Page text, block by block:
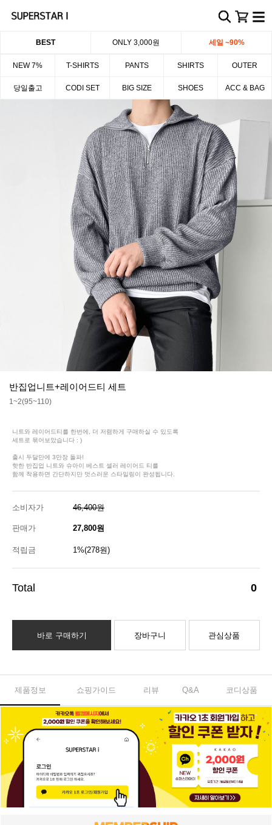
BEST ONLY 3,000원 세일 ~90%
NEW 7% T-SHIRTS PANTS SHIRTS OUTER
당일출고 CODI SET BIG SIZE SHOES ACC & BAG
반집업니트+레이어드티 세트
1~2(95~110)
니트와 레이어드티를 한번에, 더 저렴하게 구매하실 수 있도록
세트로 묶어보았습니다 : )
출시 두달만에 3만장 돌파!
핫한 반집업 니트와 슈아이 베스트 셀러 레이어드 티를
함께 착용하면 간단하지만 멋스러운 스타일링이 완성됩니다.
소비자가 46,400원
판매가 27,800원
적립금 1%(278원)
0
바로 구매하기 장바구니 관심상품
제품정보 쇼핑가이드 리뷰 Q&A 코디상품